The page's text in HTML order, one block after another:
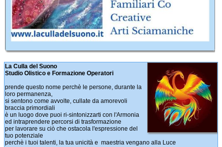
La Culla del Suono
Studio Olistico e Formazione Operatori
prende questo nome perchè le persone, durante la
loro permanenza,
si sentono come avvolte, cullate da amorevoli
braccia primordiali
è un luogo dove puoi ri-sintonizzarti con l'Armonia
ed intraprendere percorsi di trasformazione
per lavorare su ciò che ostacola l'espressione del
tuo potenziale
perchè i tuoi talenti, la tua unicità e maestria vengano alla Luce